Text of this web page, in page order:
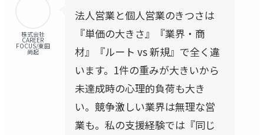
株式会社
CAREER
FOCUS/東田
尚起
法人営業と個人営業のきつさは
『単価の大きさ』『業界・商
材』『ルート vs 新規』で全く違
います。1件の重みが大きいから
未達成時の心理的負荷も大き
い。競争激しい業界は無理な営
業も。私の支援経験では『同じ